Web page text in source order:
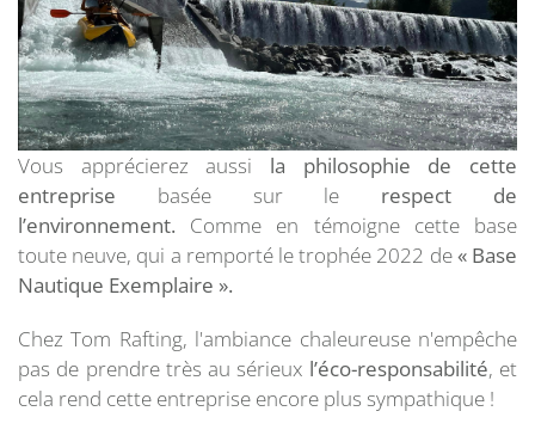
Vous apprécierez aussi la philosophie de cette
entreprise basée sur le respect de
l’environnement. Comme en témoigne cette base
toute neuve, qui a remporté le trophée 2022 de« Base
Nautique Exemplaire ».
Chez Tom Rafting, l'ambiance chaleureuse n'empêche
pas de prendre très au sérieux l’éco-responsabilité, et
cela rend cette entreprise encore plus sympathique !